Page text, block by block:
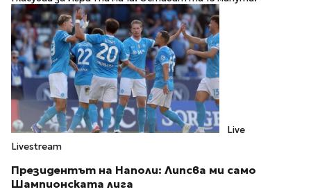
Live
Livestream
Президентът на Наполи: Липсва ми само
Шампионската лига